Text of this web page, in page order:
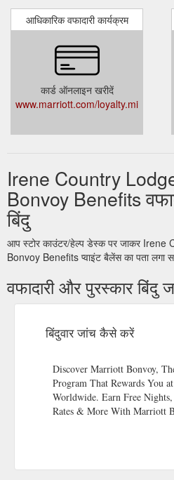
आधिकारिक वफादारी कार्यक्रम
कार्ड ऑनलाइन खरीदें
www.marriott.com/loyalty.mi
Irene Country
Bonvoy Benefits
बिंदु
आप स्टोर काउंटर/हेल्प डेस्क पर जाकर
Bonvoy Benefits प्वाइंट बैलेंस का पता लगा
वफादारी और पुरस्कार बिंदु
बिंदुवार जांच कैसे करें
Discover Marriott Bonvoy,
Program That Rewards You
Worldwide. Earn Free
Rates & More With Marriott